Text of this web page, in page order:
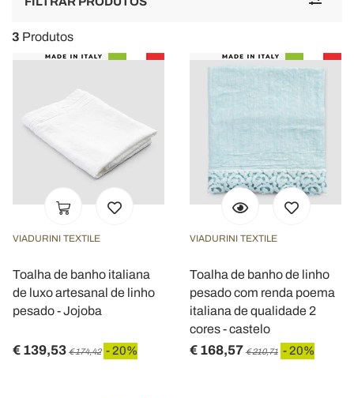
3 Produtos
VIADURINI TEXTILE
Toalha de banho italiana
de luxo artesanal de linho
pesado - Jojoba
€ 139,53 € 174,42 - 20%
VIADURINI TEXTILE
Toalha de banho de linho
pesado com renda poema
italiana de qualidade 2
cores - castelo
€ 168,57 € 210,71 - 20%